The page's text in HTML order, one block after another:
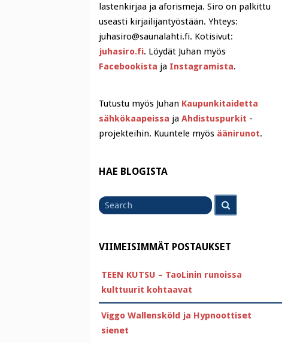
lastenkirjaa ja aforismeja. Siro on palkittu
useasti kirjailijantyöstään. Yhteys:
juhasiro@saunalahti.fi. Kotisivut:
juhasiro.fi. Löydät Juhan myös
Facebookista ja Instagramista.
Tutustu myös Juhan Kaupunkitaidetta
sähkökaapeissa ja Ahdistuspurkit -
projekteihin. Kuuntele myös äänirunot.
HAE BLOGISTA
for
VIIMEISIMMÄT POSTAUKSET
TEEN KUTSU – TaoLinin runoissa
kulttuurit kohtaavat
Viggo Wallensköld ja Hypnoottiset
sienet